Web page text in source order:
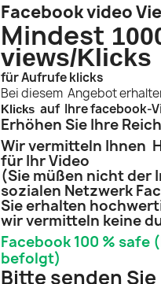
Facebook video
Mindest
views/Klicks
für Aufrufe klicks
Bei diesem Angebot
Klicks auf Ihre facebook-
Erhöhen Sie Ihre
Wir vermitteln Ihnen
für Ihr Video
(Sie müßen nicht der
sozialen Netzwerk
Sie erhalten
wir vermitteln keine
Facebook 100 % safe
befolgt)
Bitte senden